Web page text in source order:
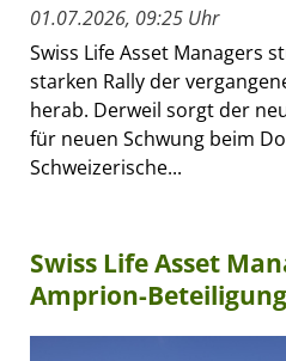
01.07.2026, 09:25 Uhr
Swiss Life Asset Managers
starken Rally der
herab. Derweil sorgt der
für neuen Schwung beim
Schweizerische...
Swiss Life Asset
Amprion-Beteiligung